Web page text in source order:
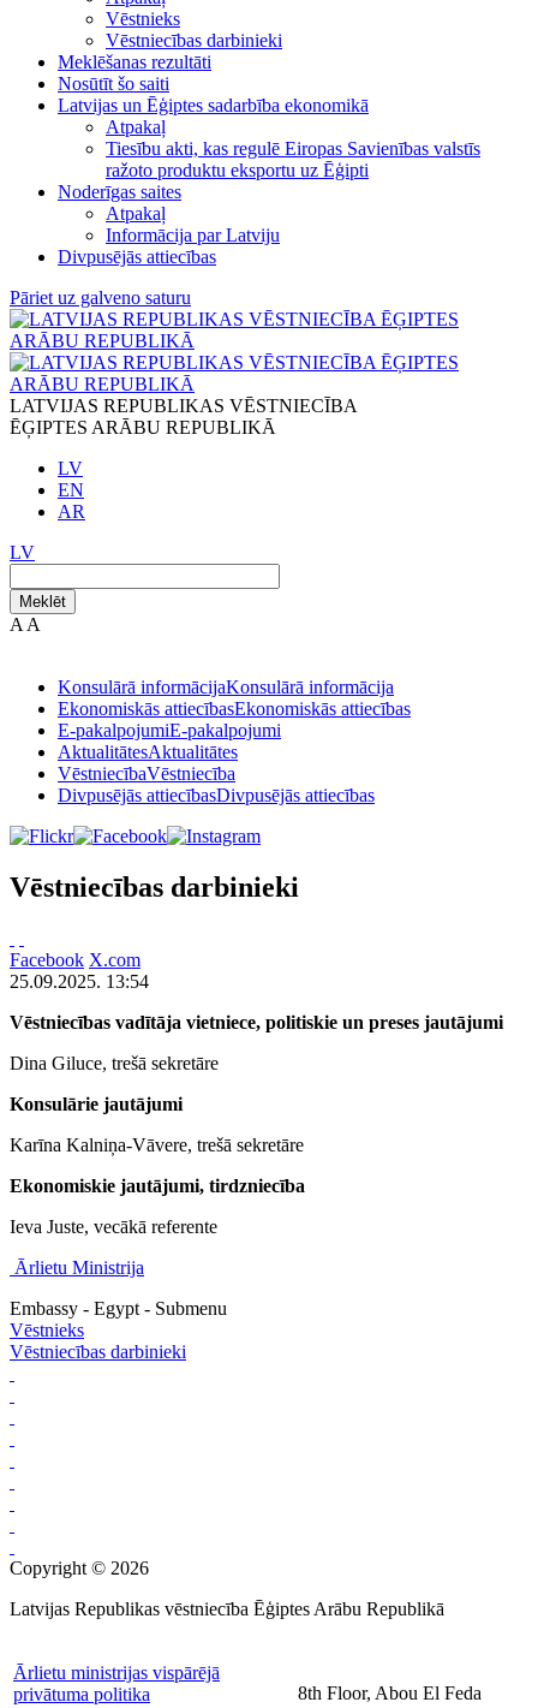
Vēstnieks
Vēstniecības darbinieki
Meklēšanas rezultāti
Nosūtīt šo saiti
Latvijas un Ēģiptes sadarbība ekonomikā
Atpakaļ
Tiesību akti, kas regulē Eiropas Savienības valstīs
ražoto produktu eksportu uz Ēģipti
Noderīgas saites
Atpakaļ
Informācija par Latviju
Divpusējās attiecības
Pāriet uz galveno saturu
LATVIJAS REPUBLIKAS VĒSTNIECĪBA
ĒĢIPTES ARĀBU REPUBLIKĀ
LV
EN
AR
LV
Meklēt
A A
Konsulārā informācijaKonsulārā informācija
Ekonomiskās attiecībasEkonomiskās attiecības
E-pakalpojumiE-pakalpojumi
AktualitātesAktualitātes
VēstniecībaVēstniecība
Divpusējās attiecībasDivpusējās attiecības
Vēstniecības darbinieki
Facebook X.com
25.09.2025. 13:54
Vēstniecības vadītāja vietniece, politiskie un preses jautājumi
Dina Giluce, trešā sekretāre
Konsulārie jautājumi
Karīna Kalniņa-Vāvere, trešā sekretāre
Ekonomiskie jautājumi, tirdzniecība
Ieva Juste, vecākā referente
Ārlietu Ministrija
Embassy - Egypt - Submenu
Vēstnieks
Vēstniecības darbinieki
Copyright © 2026
Latvijas Republikas vēstniecība Ēģiptes Arābu Republikā
Ārlietu ministrijas vispārējā
privātuma politika
8th Floor, Abou El Feda